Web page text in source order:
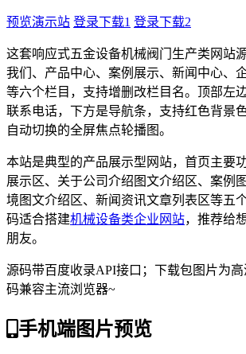
预览演示站 登录下载1 登录下载2
这套响应式五金设备机械阀门生产类网站
我们、产品中心、案例展示、新闻中心、
等六个栏目，支持增删改栏目名。顶部左
联系电话，下方是导航条，支持红色背景
自动切换的全屏焦点轮播图。
本站是典型的产品展示型网站，首页主要
展示区、关于公司介绍图文介绍区、案例
境图文介绍区、新闻资讯文章列表区等五
码适合搭建机械设备类企业网站，推荐给
朋友。
源码带百度收录API接口；下载包图片为
码兼容主流浏览器~
手机端图片预览